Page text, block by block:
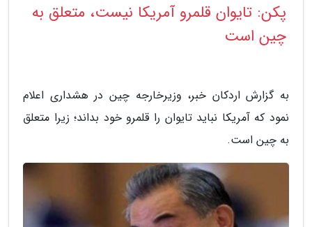
پکن: تایوان قلمرو آمریکا نیست، متعلق به
چین است
به گزارش اردکان خبر، وزیرخارجه چین در هشداری اعلام
نمود که آمریکا نباید تایوان را قلمرو خود بداند؛ زیرا متعلق
به چین است.